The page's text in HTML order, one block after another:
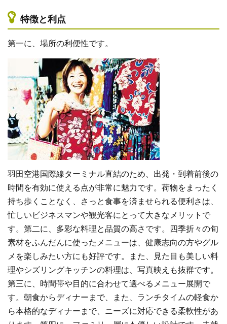
特徴と利点
第一に、場所の利便性です。
羽田空港国際線ターミナル直結のため、出発・到着前後の
時間を有効に使える点が非常に魅力です。荷物をまったく
持ち歩くことなく、さっと食事を済ませられる便利さは、
忙しいビジネスマンや観光客にとって大きなメリットで
す。第二に、多彩な料理と品質の高さです。四季折々の旬
素材をふんだんに使ったメニューは、健康志向の方やグル
メを楽しみたい方にも好評です。また、見た目も美しい料
理やシズリングキッチンの料理は、写真映えも抜群です。
第三に、時間帯や目的に合わせて選べるメニュー展開で
す。朝食からディナーまで、また、ランチタイムの軽食か
ら本格的なディナーまで、ニーズに対応できる柔軟性があ